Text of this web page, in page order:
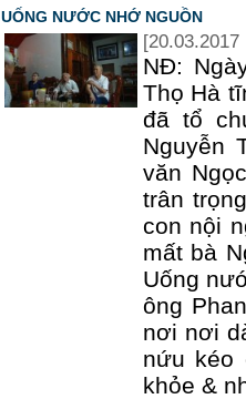
UỐNG NƯỚC NHỚ NGUỒN
[20.03.2017
NĐ:
Thọ Hà
đã tổ
Nguyễn
văn
trân
con nội
mất bà
Uống
ông
nơi nơi
nứu
khỏe &